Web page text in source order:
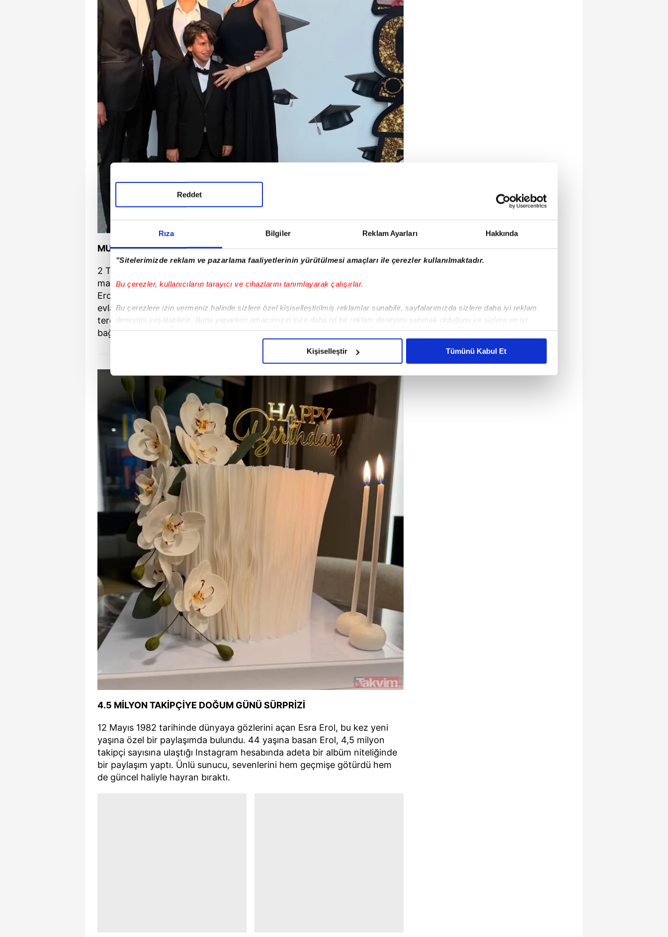
Rıza Bilgiler Reklam Ayarları Hakkında
"Sitelerimizde reklam ve pazarlama faaliyetlerinin yürütülmesi amaçları ile çerezler kullanılmaktadır.
Bu çerezler, kullanıcıların tarayıcı ve cihazlarını tanımlayarak çalışırlar.
Bu çerezlere izin vermeniz halinde sizlere özel kişiselleştirilmiş reklamlar sunabilir, sayfalarımızda sizlere daha iyi reklam
deneyimi yaşatabiliriz. Bunu yaparken amacımızın size daha iyi bir reklam deneyimi sunmak olduğunu ve sizlere en iyi
içerikleri sunabilmek adına elimizden gelen çabayı gösterdiğimizi ve bu noktada, reklamların maliyetlerimizi karşılamak
Sizlere daha iyi bir hizmet sunabilmek için İnternet Sitemizde kendimize ve üçüncü kişilere ait çerezler kullanılmaktadır. Bu
çerezler vasıtasıyla çeşitli kişisel verileriniz işlenmekte olup gerekli olan çerezler bilgi toplumu hizmetlerinin sunulması
amacıyla kullanılmaktadır. Diğer çerezler, sitemizin daha işlevsel kılınması ve kişiselleştirilmesi ve sizlere yönelik
reklam/pazarlama faaliyetlerinin yapılması, amaçlarıyla sınırlı olarak açık rızanız dahilinde kullanılacaktır.
Çerezlere ilişkin tercihlerinizi aşağıda yer alan panel vasıtasıyla belirleyebilirsiniz. Çerezlere ilişkin detaylı bilgi için Ayarlar
butonuna tıklayabilir,Çerez Bilgilendirme Metnimizi ziyaret edebilirsiniz.
6698 sayılı Kişisel Verilerin Korunması Kanunu uyarınca hazırlanmış Aydınlatma Metnimizi okumak ve sitemizde ilgili
mevzuata uygun olarak kullanılan çerezlerle ilgili bilgi almak için lütfen
tıklayınız
Reddet
Kişiselleştir Tümünü Kabul Et
MUTLU EVLİLİĞİN MEYVELERİ
2 Temmuz 2010 tarihinde iş insanı Ali Özbir ile dünyaevine giren ve
magazin dünyasının en sağlam evliliklerinden birine imza atan Esra
Erol'un bu evlilikten İdris Ali (d.2011) ile Ömer Erol (d.2015) adlarında iki
evladı bulunuyor. Aile yaşantısını her zaman gözlerden uzak tutmayı
tercih etse de zaman zaman yaptığı paylaşımlarla çocuklarına olan
bağlılığını dile getiriyor.
4.5 MİLYON TAKİPÇİYE DOĞUM GÜNÜ SÜRPRİZİ
12 Mayıs 1982 tarihinde dünyaya gözlerini açan Esra Erol, bu kez yeni
yaşına özel bir paylaşımda bulundu. 44 yaşına basan Erol, 4,5 milyon
takipçi sayısına ulaştığı Instagram hesabında adeta bir albüm niteliğinde
bir paylaşım yaptı. Ünlü sunucu, sevenlerini hem geçmişe götürdü hem
de güncel haliyle hayran bıraktı.